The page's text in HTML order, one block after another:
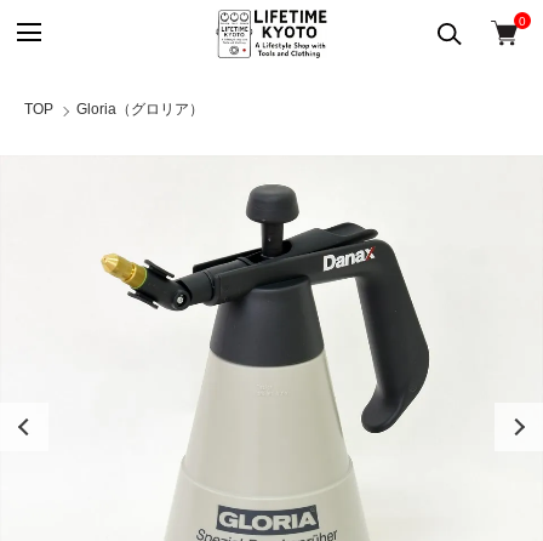
0
TOP Gloria（グロリア）